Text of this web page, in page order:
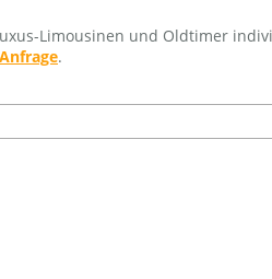
Limousinen und Oldtimer
Anfrage.